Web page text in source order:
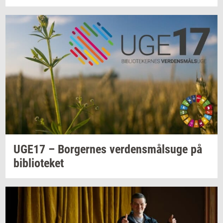
UGE17 – Bor­ger­nes ver­dens­målsu­ge på
bi­bli­o­te­ket